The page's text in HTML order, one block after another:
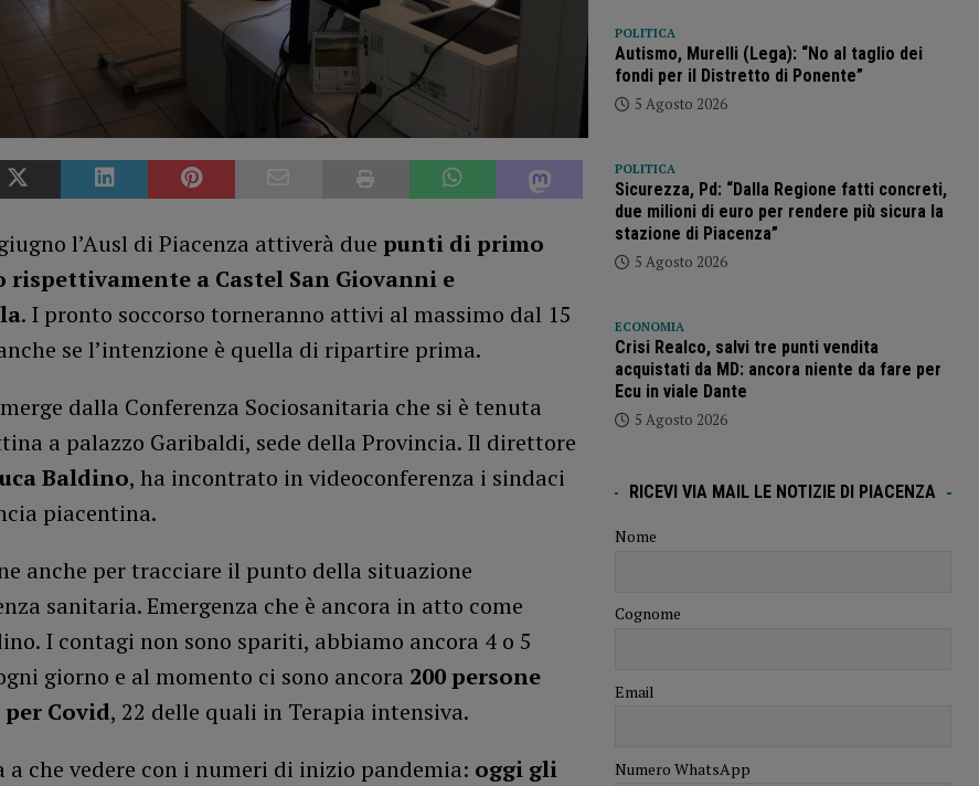
l’Ausl di Piacenza attiverà due punti di primo
a Castel San Giovanni e
. I pronto soccorso torneranno attivi al massimo dal 15
se l’intenzione è quella di ripartire prima.
dalla Conferenza Sociosanitaria che si è tenuta
a palazzo Garibaldi, sede della Provincia. Il direttore
Baldino, ha incontrato in videoconferenza i sindaci
piacentina.
anche per tracciare il punto della situazione
sanitaria. Emergenza che è ancora in atto come
I contagi non sono spariti, abbiamo ancora 4 o 5
giorno e al momento ci sono ancora 200 persone
Covid, 22 delle quali in Terapia intensiva.
a che vedere con i numeri di inizio pandemia: oggi gli
POLITICA
Autismo, Murelli (Lega): “No al taglio dei
fondi per il Distretto di Ponente”
5 Agosto 2026
POLITICA
Sicurezza, Pd: “Dalla Regione fatti concreti,
due milioni di euro per rendere più sicura la
stazione di Piacenza”
5 Agosto 2026
ECONOMIA
Crisi Realco, salvi tre punti vendita
acquistati da MD: ancora niente da fare per
Ecu in viale Dante
5 Agosto 2026
RICEVI VIA MAIL LE NOTIZIE DI PIACENZA
Nome
Cognome
Email
Numero WhatsApp